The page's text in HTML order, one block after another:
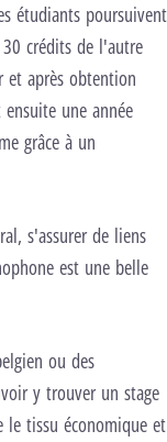
étudiants poursuivent
crédits de l'autre
et après obtention
une année
grâce à un
s'assurer de liens
est une belle
ou des
y trouver un stage
tissu économique et